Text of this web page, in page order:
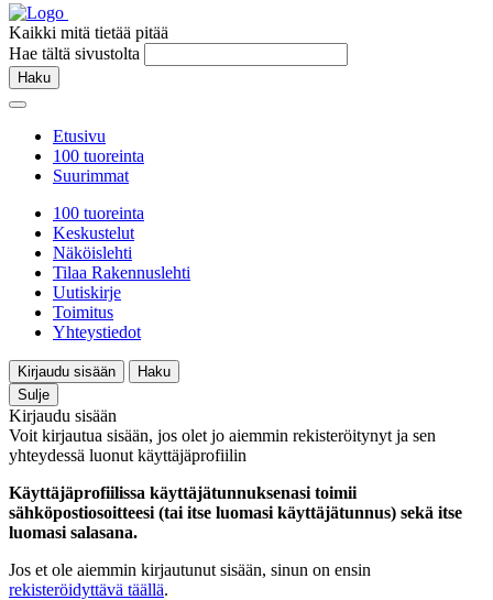
Kaikki mitä tietää pitää
Hae tältä sivustolta
Haku
Etusivu
100 tuoreinta
Suurimmat
100 tuoreinta
Keskustelut
Näköislehti
Tilaa Rakennuslehti
Uutiskirje
Toimitus
Yhteystiedot
Kirjaudu sisään
Haku
Sulje
Kirjaudu sisään
Voit kirjautua sisään, jos olet jo aiemmin rekisteröitynyt ja sen
yhteydessä luonut käyttäjäprofiilin
Käyttäjäprofiilissa käyttäjätunnuksenasi toimii
sähköpostiosoitteesi (tai itse luomasi käyttäjätunnus) sekä itse
luomasi salasana.
Jos et ole aiemmin kirjautunut sisään, sinun on ensin
rekisteröidyttävä täällä.